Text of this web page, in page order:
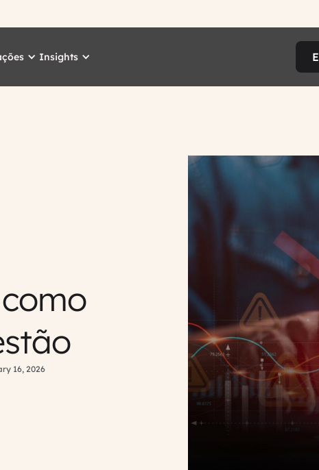
Insights
16, 2026